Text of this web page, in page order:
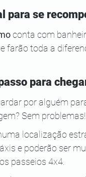
para se
conta com
farão toda a
para
por alguém
Sem problemas!
localização
e poderão ser
passeios 4x4.